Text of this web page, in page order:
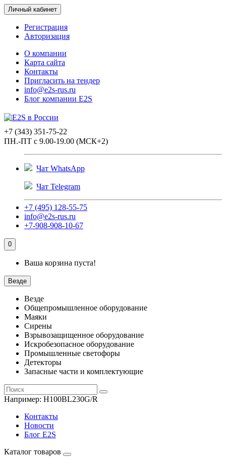
Личный кабинет
Регистрация
Авторизация
О компании
Карта сайта
Контакты
Пригласить на тендер
info@e2s-rus.ru
Блог компании E2S
+7 (343) 351-75-22
ПН.-ПТ с 9.00-19.00 (МСК+2)
Чат WhatsApp
Чат Telegram
+7 (495) 128-55-75
info@e2s-rus.ru
+7-908-908-10-67
0
Ваша корзина пуста!
Везде
Везде
Общепромышленное оборудование
Маяки
Сирены
Взрывозащищенное оборудование
Искробезопасное оборудование
Промышленные светофоры
Детекторы
Запасные части и комплектующие
Например: H100BL230G/R
Контакты
Новости
Блог E2S
Каталог товаров